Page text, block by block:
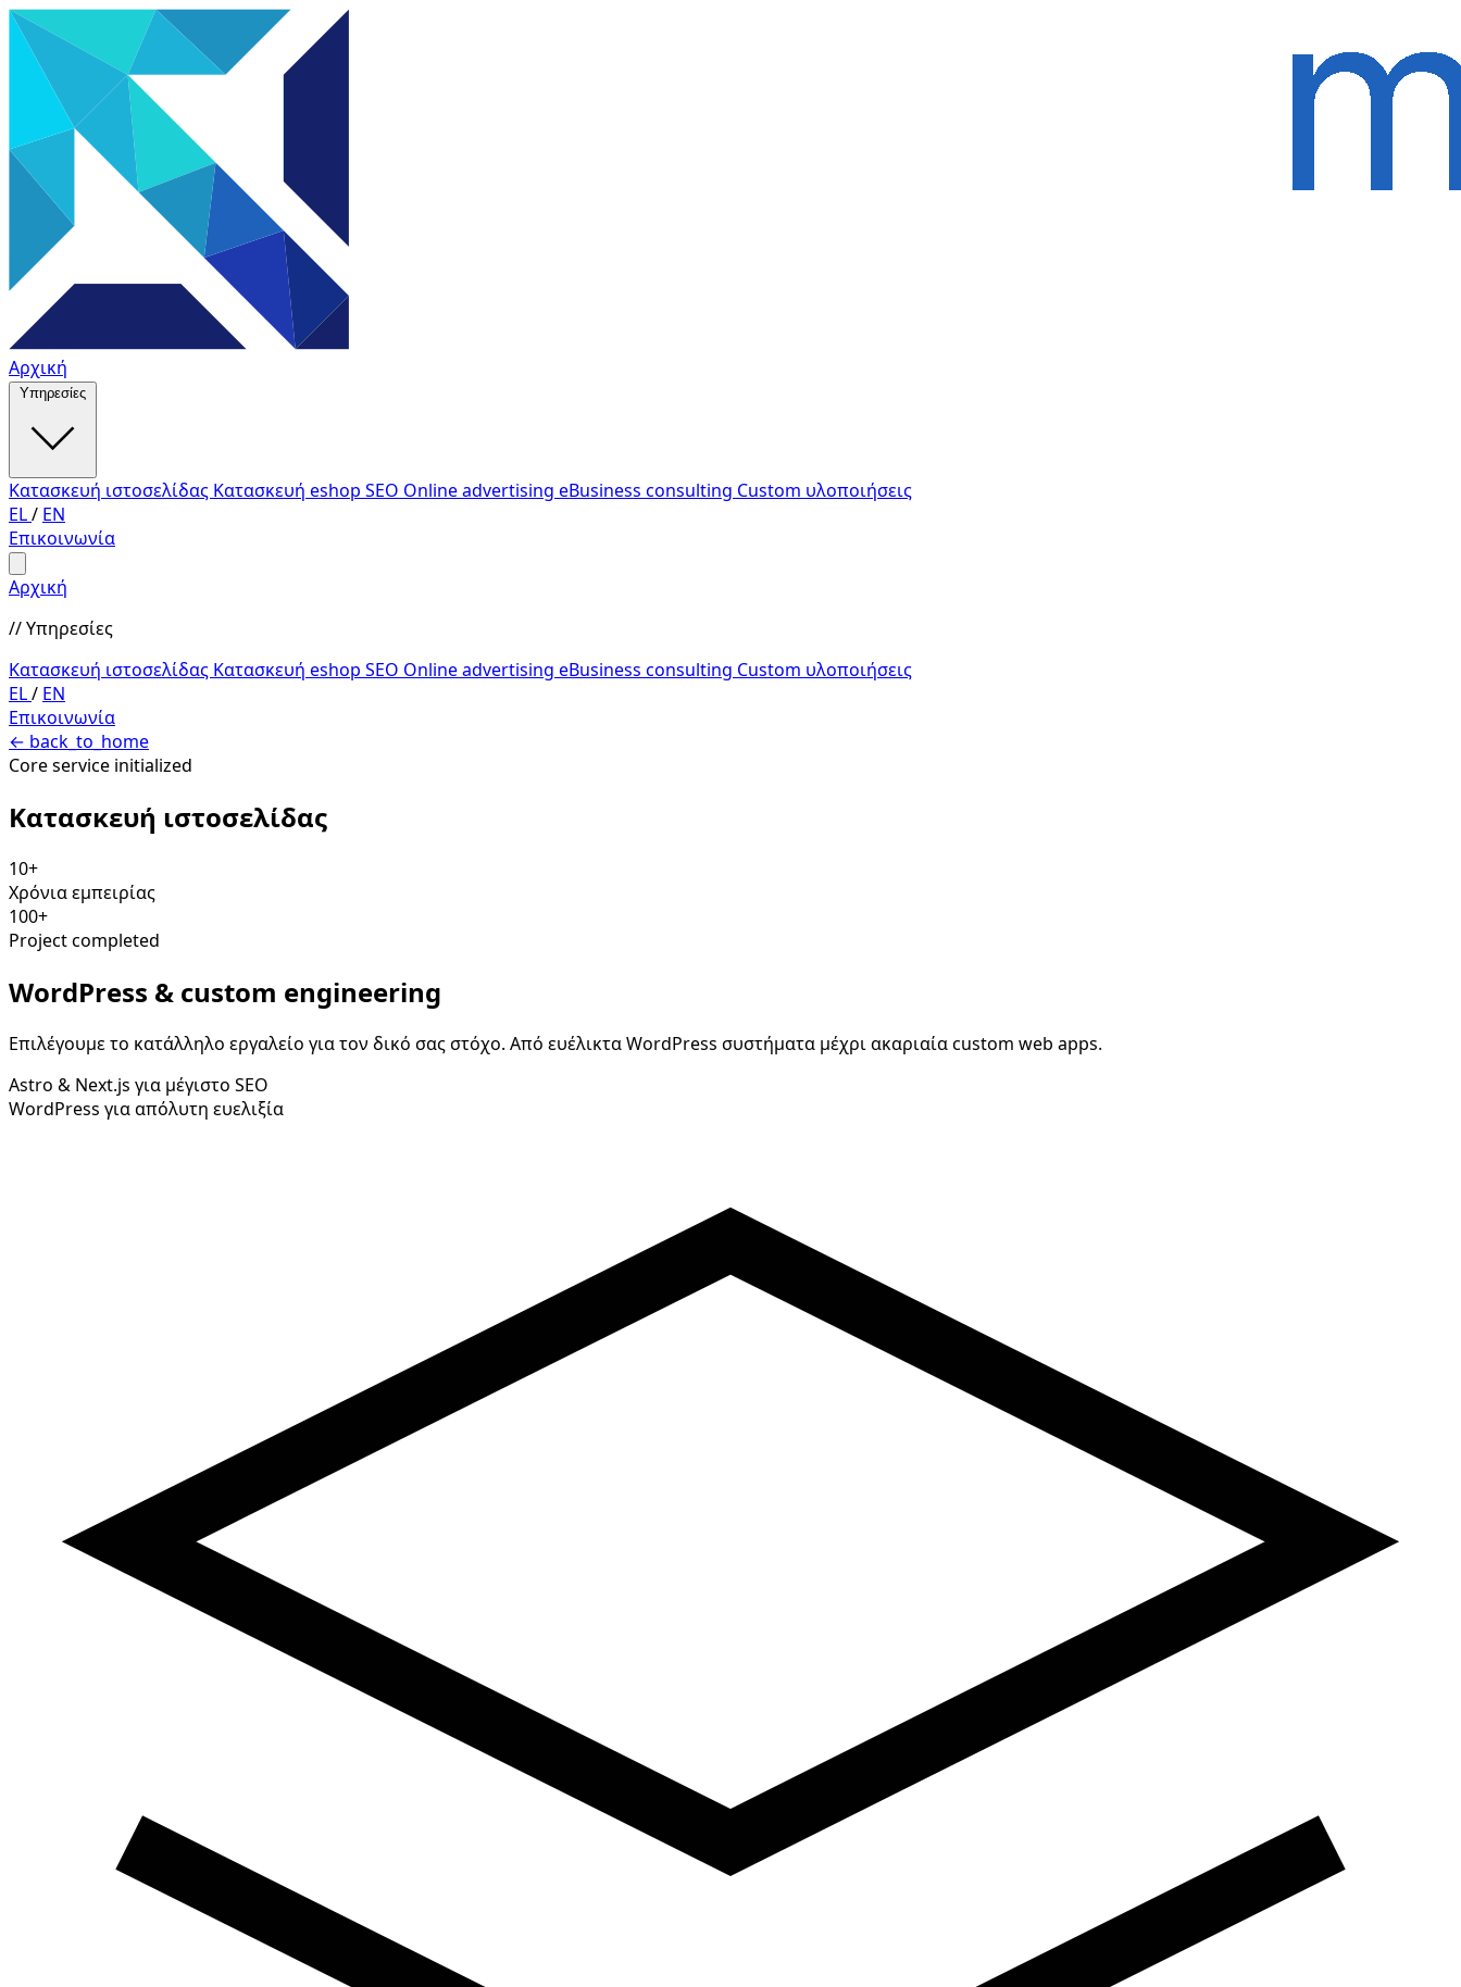
Αρχική
Κατασκευή ιστοσελίδας Κατασκευή eshop SEO Online advertising eBusiness consulting Custom υλοποιήσεις
EL/ EN
Επικοινωνία
Αρχική
// Υπηρεσίες
Κατασκευή ιστοσελίδας Κατασκευή eshop SEO Online advertising eBusiness consulting Custom υλοποιήσεις
EL/ EN
Επικοινωνία
← back_to_home
Core service initialized
Κατασκευή ιστοσελίδας
10+
Χρόνια εμπειρίας
100+
Project completed
WordPress & custom engineering
Επιλέγουμε το κατάλληλο εργαλείο για τον δικό σας στόχο. Από ευέλικτα WordPress συστήματα μέχρι ακαριαία custom web apps.
Astro & Next.js για μέγιστο SEO
WordPress για απόλυτη ευελιξία